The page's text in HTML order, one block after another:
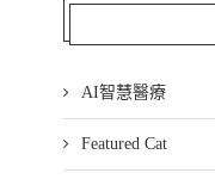
AI智慧醫療
Featured Cat